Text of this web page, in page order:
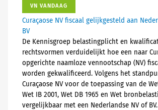
VN VANDAAG
Curaçaose NV fiscaal gelijkgesteld aan
BV
De Kennisgroep belastingplicht en
rechtsvormen verduidelijkt hoe een naar
opgerichte naamloze vennootschap (NV)
worden gekwalificeerd. Volgens het
Curaçaose NV voor de toepassing van de
Wet IB 2001, Wet DB 1965 en Wet
vergelijkbaar met een Nederlandse NV of BV.